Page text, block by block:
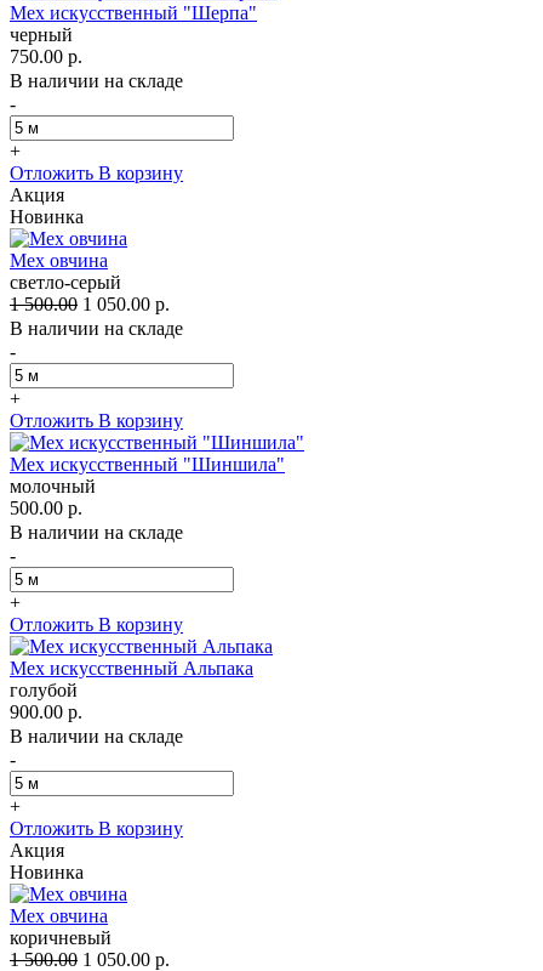
Мех искусственный "Шерпа"
черный
750.00 р.
В наличии на складе
-
+
Отложить В корзину
Акция
Новинка
Мех овчина
светло-серый
1 500.00 1 050.00 р.
В наличии на складе
-
+
Отложить В корзину
Мех искусственный "Шиншила"
молочный
500.00 р.
В наличии на складе
-
+
Отложить В корзину
Мех искусственный Альпака
голубой
900.00 р.
В наличии на складе
-
+
Отложить В корзину
Акция
Новинка
Мех овчина
коричневый
1 500.00 1 050.00 р.